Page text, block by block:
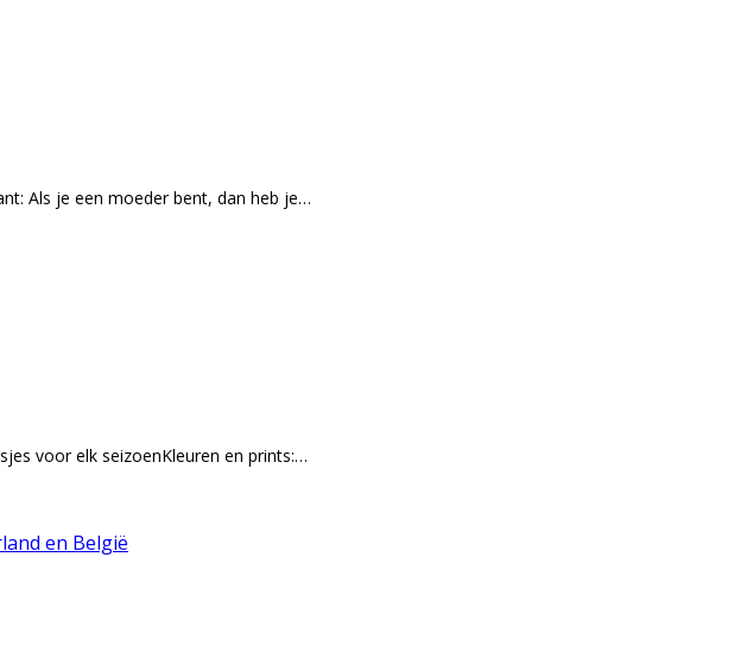
Als je een moeder bent, dan heb je…
voor elk seizoenKleuren en prints:…
en België